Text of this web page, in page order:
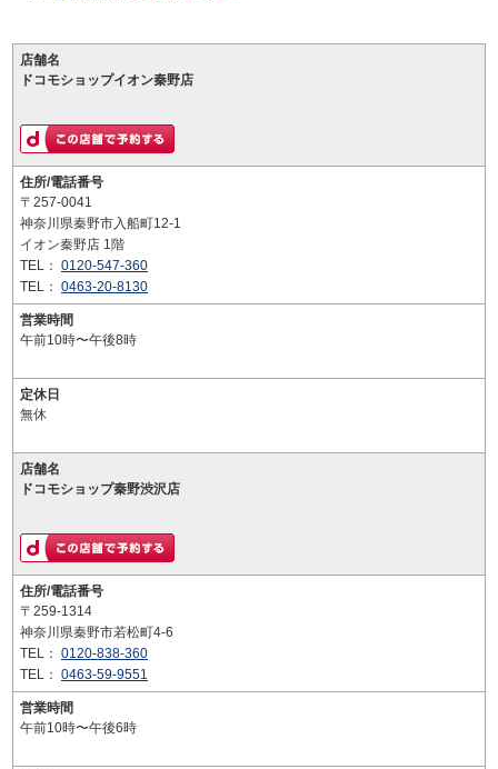
店舗名
ドコモショップイオン秦野店
住所/電話番号
〒257-0041
神奈川県秦野市入船町12-1
イオン秦野店 1階
TEL： 0120-547-360
TEL： 0463-20-8130
営業時間
午前10時〜午後8時
定休日
無休
店舗名
ドコモショップ秦野渋沢店
住所/電話番号
〒259-1314
神奈川県秦野市若松町4-6
TEL： 0120-838-360
TEL： 0463-59-9551
営業時間
午前10時〜午後6時